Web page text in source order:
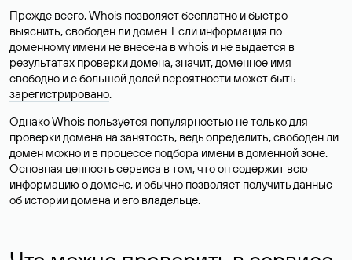
Прежде всего, Whois позволяет бесплатно и быстро
выяснить, свободен ли домен. Если информация по
доменному имени не внесена в whois и не выдается в
результатах проверки домена, значит, доменное имя
свободно и с большой долей вероятности может быть
зарегистрировано.
Однако Whois пользуется популярностью не только для
проверки домена на занятость, ведь определить, свободен ли
домен можно и в процессе подбора имени в доменной зоне.
Основная ценность сервиса в том, что он содержит всю
информацию о домене, и обычно позволяет получить данные
об истории домена и его владельце.